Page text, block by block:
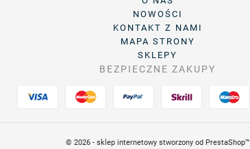
NOWOŚCI
KONTAKT Z NAMI
MAPA STRONY
SKLEPY
BEZPIECZNE ZAKUPY
© 2026 - sklep internetowy stworzony od PrestaShop™